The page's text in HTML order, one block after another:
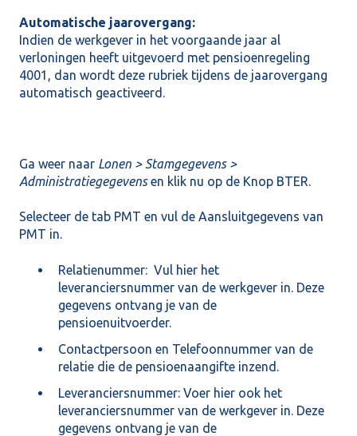
Automatische jaarovergang:
Indien de werkgever in het voorgaande jaar al
verloningen heeft uitgevoerd met pensioenregeling
4001, dan wordt deze rubriek tijdens de jaarovergang
automatisch geactiveerd.
Ga weer naar Lonen > Stamgegevens >
Administratiegegevensen klik nu op de Knop BTER.
Selecteer de tab PMT en vul de Aansluitgegevens van
PMT in.
Relatienummer: Vul hier het
leveranciersnummer van de werkgever in. Deze
gegevens ontvang je van de
pensioenuitvoerder.
Contactpersoon en Telefoonnummer van de
relatie die de pensioenaangifte inzend.
Leveranciersnummer: Voer hier ook het
leveranciersnummer van de werkgever in. Deze
gegevens ontvang je van de